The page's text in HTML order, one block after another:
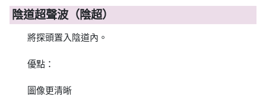
陰道超聲波（陰超）
將探頭置入陰道內。
優點：
圖像更清晰